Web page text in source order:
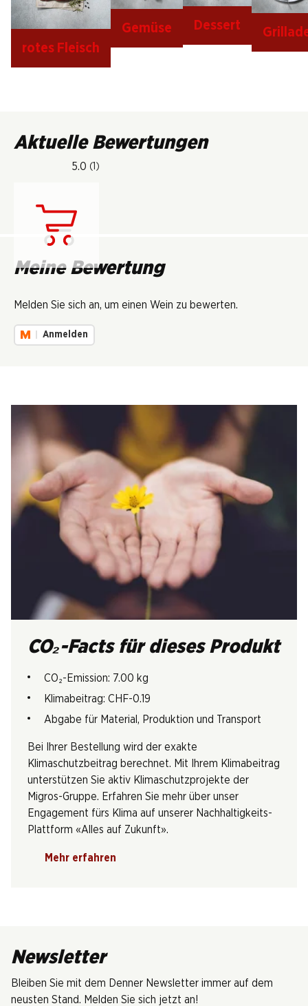
rotes Fleisch
Gemüse Dessert
Aktuelle Bewertungen
5.0 (1)
Meine Bewertung
Melden Sie sich an, um einen Wein zu bewerten.
Anmelden
CO₂-Facts für dieses Produkt
CO₂-Emission: 7.00 kg
Klimabeitrag: CHF-0.19
Abgabe für Material, Produktion und Transport
Bei Ihrer Bestellung wird der exakte
Klimaschutzbeitrag berechnet. Mit Ihrem Klimabeitrag
unterstützen Sie aktiv Klimaschutzprojekte der
Migros-Gruppe. Erfahren Sie mehr über unser
Engagement fürs Klima auf unserer Nachhaltigkeits-
Plattform «Alles auf Zukunft».
Mehr erfahren
Newsletter
Bleiben Sie mit dem Denner Newsletter immer auf dem
neusten Stand. Melden Sie sich jetzt an!